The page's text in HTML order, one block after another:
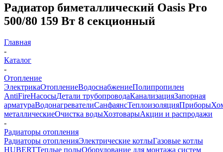
Радиатор биметаллический Oasis Pro
500/80 159 Вт 8 секционный
Главная
-
Каталог
-
Отопление
ЭлектрикаОтоплениеВодоснабжениеПолипропилен
AntiFireНасосыДетали трубопроводаКанализацияЗапорная
арматураВодонагревателиСанфаянсТеплоизоляцияПриборы
металлическиеОчистка водыХозтоварыАкции и распродажи
-
Радиаторы отопления
Радиаторы отопленияЭлектрические котлыГазовые котлы
HUBERTТеплые полыОборудование для монтажа систем